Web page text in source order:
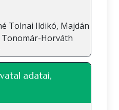
Tolnai Ildikó, Majdán
Tonomár-Horváth
adatai,